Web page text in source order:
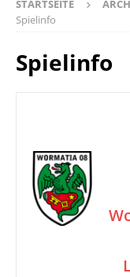
STARTSEITE
Spielinfo
Spielinfo